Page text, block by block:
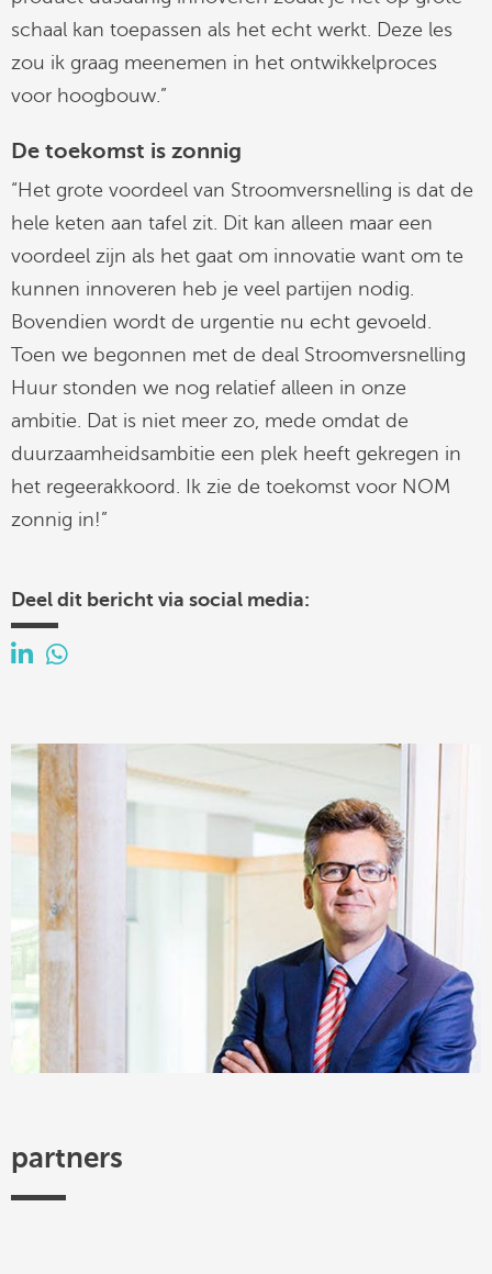
schaal kan toepassen als het echt werkt. Deze les
zou ik graag meenemen in het ontwikkelproces
voor hoogbouw.”
De toekomst is zonnig
“Het grote voordeel van Stroomversnelling is dat de
hele keten aan tafel zit. Dit kan alleen maar een
voordeel zijn als het gaat om innovatie want om te
kunnen innoveren heb je veel partijen nodig.
Bovendien wordt de urgentie nu echt gevoeld.
Toen we begonnen met de deal Stroomversnelling
Huur stonden we nog relatief alleen in onze
ambitie. Dat is niet meer zo, mede omdat de
duurzaamheidsambitie een plek heeft gekregen in
het regeerakkoord. Ik zie de toekomst voor NOM
zonnig in!”
Deel dit bericht via social media:
partners